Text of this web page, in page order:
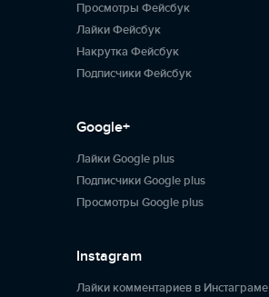
Просмотры Фейсбук
Лайки Фейсбук
Накрутка Фейсбук
Подписчики Фейсбук
Google+
Лайки Google plus
Подписчики Google plus
Просмотры Google plus
Instagram
Лайки комментариев в Инстаграме